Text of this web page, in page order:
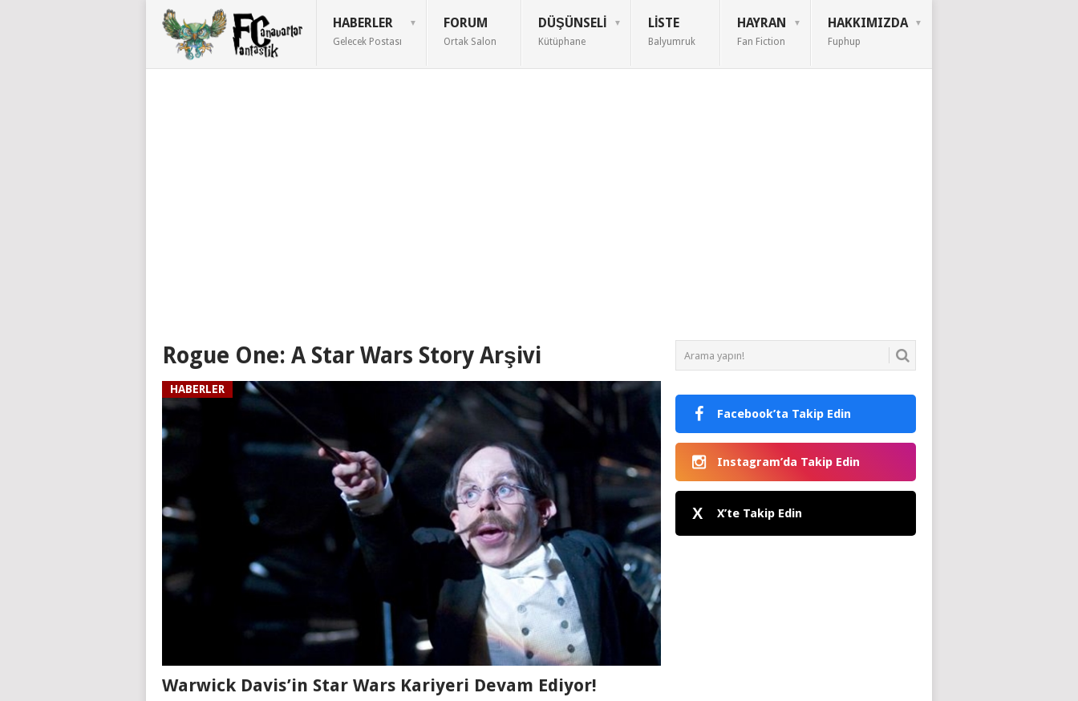
HABERLER
Gelecek Postası
FORUM
Ortak Salon
DÜŞÜNSELI
Kütüphane
LISTE
Balyumruk
HAYRAN
Fan Fiction
HAKKIMIZDA
Fuphup
Rogue One: A Star Wars Story Arşivi
HABERLER
Warwick Davis’in Star Wars Kariyeri Devam Ediyor!
Facebook’ta Takip Edin
Instagram’da Takip Edin
X X’te Takip Edin